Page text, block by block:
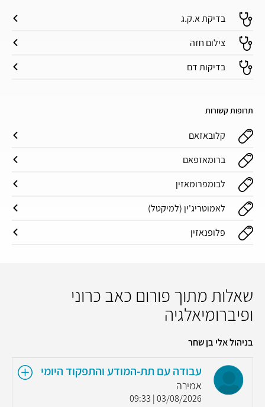
בדיקת א.ק.ג
צילום חזה
בדיקות דם
תרופות קשורות
קלובאזאם
ברומאזפאם
לבומפרומאזין
לאמוטריג'ין (למיקטל)
פלופנאזין
שאלות מתוך פורום כאב כרוני
ופיברומיאלגיה
בניהול אלי בן שחר
עבודה עם תת-המודע והתפקוד היומי
אמירה
03/08/2026 | 09:33